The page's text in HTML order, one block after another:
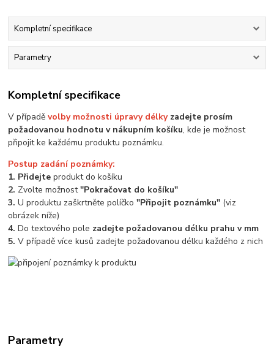
Kompletní specifikace
Parametry
Kompletní specifikace
V případěvolby možnosti úpravy délkyzadejte prosím
požadovanou hodnotu v nákupním košíku, kde je možnost
připojit ke každému produktu poznámku.
Postup zadání poznámky:
1. Přidejte produkt do košíku
2. Zvolte možnost"Pokračovat do košíku"
3.U produktu zaškrtněte políčko"Připojit poznámku" (viz
obrázek níže)
4.Do textového pole zadejte požadovanou délku prahu v mm
5.V případě více kusů zadejte požadovanou délku každého z nich
Parametry